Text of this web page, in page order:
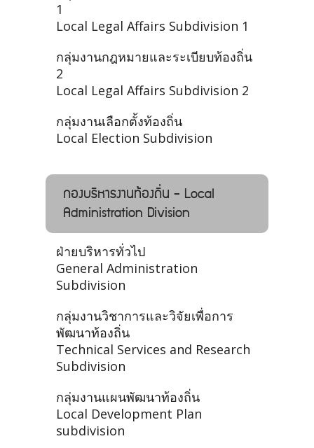
1
Local Legal Affairs Subdivision 1
กลุ่มงานกฎหมายและระเบียบท้องถิ่น
2
Local Legal Affairs Subdivision 2
กลุ่มงานเลือกตั้งท้องถิ่น
Local Election Subdivision
กองบริหารงานท้องถิ่น - Local
Administration Division
ฝ่ายบริหารทั่วไป
General Administration
Subdivision
กลุ่มงานวิชาการและวิจัยเพื่อการ
พัฒนาท้องถิ่น
Technical Services and Research
Subdivision
กลุ่มงานแผนพัฒนาท้องถิ่น
Local Development Plan
subdivision